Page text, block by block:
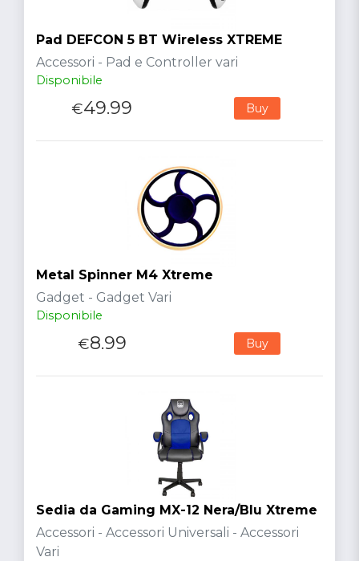
Pad DEFCON 5 BT Wireless XTREME
Accessori - Pad e Controller vari
Disponibile
€49.99 Buy
Metal Spinner M4 Xtreme
Gadget - Gadget Vari
Disponibile
€8.99 Buy
Sedia da Gaming MX-12 Nera/Blu Xtreme
Accessori - Accessori Universali - Accessori
Vari